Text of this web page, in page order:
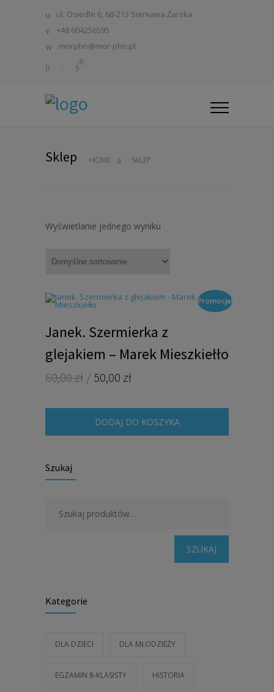
ul. Osiedle 6, 68-213 Sieniawa Żarska
+48 604256595
morpho@mor-pho.pl
0
Sklep HOME SKLEP
Wyświetlanie jednego wyniku
Promocja!
Janek. Szermierka z
glejakiem – Marek Mieszkiełło
60,00złPierwotna
cena
50,00 złAktualna
DODAJ DO KOSZYKA
Szukaj
SZUKAJ
Kategorie
DLA DZIECI DLA MŁODZIEŻY
EGZAMIN 8-KLASISTY HISTORIA